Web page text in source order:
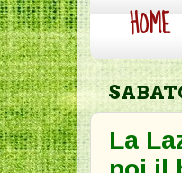
HOME
La